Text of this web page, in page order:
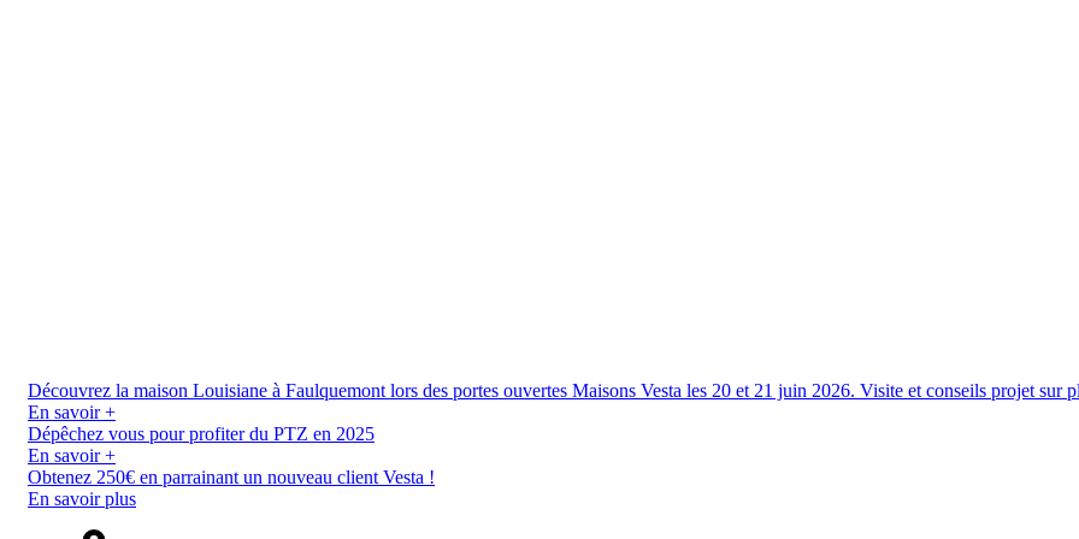
Découvrez la maison Louisiane à Faulquemont lors des portes ouvertes Maisons Vesta les 20 et 21 juin 2026. Visite et conseils projet sur
En savoir +
Dépêchez vous pour profiter du PTZ en 2025
En savoir +
Obtenez 250€ en parrainant un nouveau client Vesta !
En savoir plus